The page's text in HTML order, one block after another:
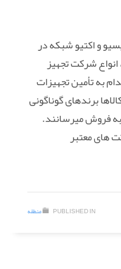
و اکتیو شبکه در
شرکت تجهیز
به تأمین تجهیزات
برندهای گوناگونی
را در کیفیت های متفاوت ارائه و به فروش می‎رسانند.
های معتبر
PUBLISHED IN منطقه